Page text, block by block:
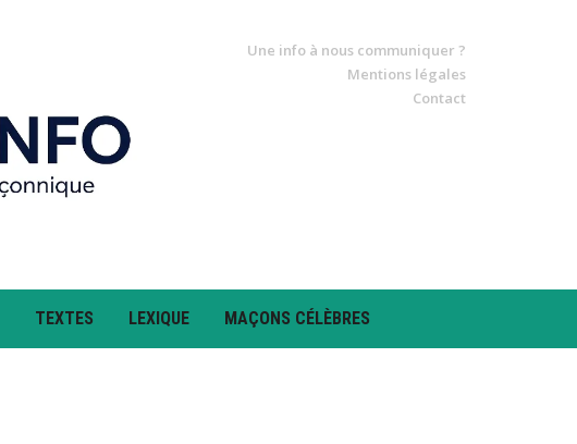
Une info à nous communiquer ?
Mentions légales
Contact
TEXTES LEXIQUE MAÇONS CÉLÈBRES